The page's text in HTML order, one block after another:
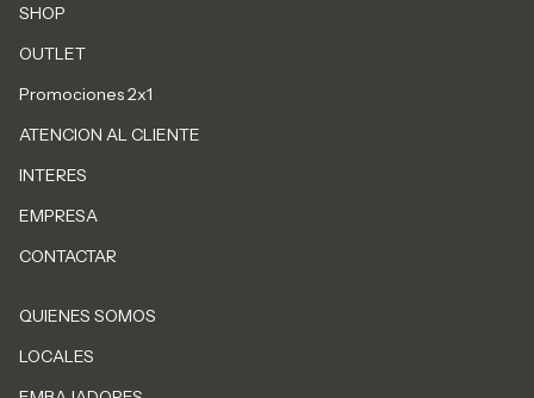
SHOP
OUTLET
Promociones 2x1
ATENCION AL CLIENTE
INTERES
EMPRESA
CONTACTAR
QUIENES SOMOS
LOCALES